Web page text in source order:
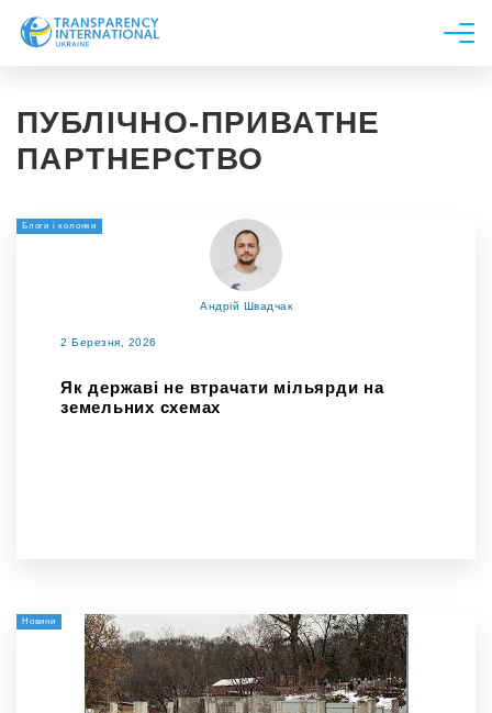
Новини
Дослідження
ПУБЛІЧНО-ПРИВАТНЕ
ПАРТНЕРСТВО
Блоги і колонки
Андрій Швадчак
2 Березня, 2026
Як державі не втрачати мільярди на
земельних схемах
Новини